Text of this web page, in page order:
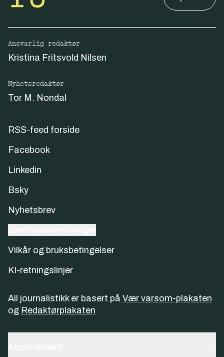
Ansvarlig redaktør
Kristina Fritsvold Nilsen
Nyhetsredaktør
Tor M. Nondal
RSS-feed forside
Facebook
Linkedin
Bsky
Nyhetsbrev
Vilkår og bruksbetingelser
KI-retningslinjer
All journalistikk er basert på Vær varsom-plakaten
og Redaktørplakaten